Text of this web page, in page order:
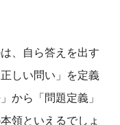
、自ら答えを出す
しい問い」を定義
から「問題定義」
領といえるでしょ